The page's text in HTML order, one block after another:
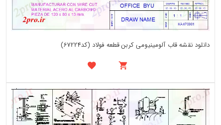
دانلود نقشه قاب آلومینیومی کربن قطعه فولاد (کد67224)